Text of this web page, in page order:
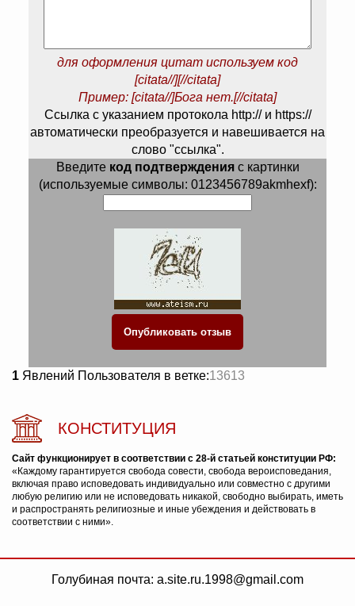
для оформления цитат используем код
[citata//][//citata]
Пример: [citata//]Бога нет.[//citata]
Ссылка с указанием протокола http:// и https://
автоматически преобразуется и навешивается на
слово "ссылка".
Введите код подтвержденияс картинки
(используемые символы: 0123456789akmhexf):
1 Явлений Пользователя в ветке:13613
КОНСТИТУЦИЯ
Сайт функционирует в соответствии с 28-й статьей конституции РФ:
«Каждому гарантируется свобода совести, свобода вероисповедания,
включая право исповедовать индивидуально или совместно с другими
любую религию или не исповедовать никакой, свободно выбирать, иметь
и распространять религиозные и иные убеждения и действовать в
соответствии с ними».
Голубиная почта: a.site.ru.1998@gmail.com